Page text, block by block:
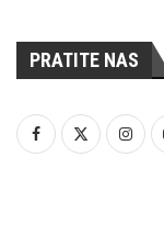
PRATITE NAS